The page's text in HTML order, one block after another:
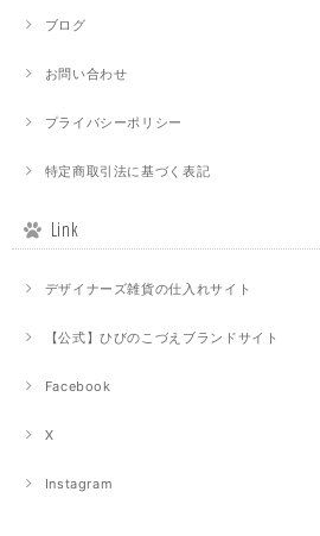
ブログ
お問い合わせ
プライバシーポリシー
特定商取引法に基づく表記
Link
デザイナーズ雑貨の仕入れサイト
【公式】ひびのこづえブランドサイト
Facebook
X
Instagram